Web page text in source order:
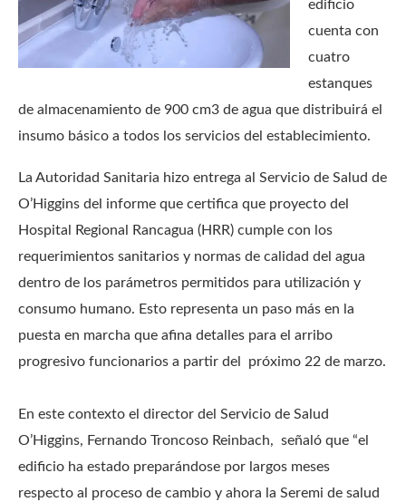
edificio
cuenta con
cuatro
estanques
de almacenamiento de 900 cm3 de agua que distribuirá el
insumo básico a todos los servicios del establecimiento.
La Autoridad Sanitaria hizo entrega al Servicio de Salud de
O’Higgins del informe que certifica que proyecto del
Hospital Regional Rancagua (HRR) cumple con los
requerimientos sanitarios y normas de calidad del agua
dentro de los parámetros permitidos para utilización y
consumo humano. Esto representa un paso más en la
puesta en marcha que afina detalles para el arribo
progresivo funcionarios a partir del próximo 22 de marzo.
En este contexto el director del Servicio de Salud
O’Higgins, Fernando Troncoso Reinbach, señaló que “el
edificio ha estado preparándose por largos meses
respecto al proceso de cambio y ahora la Seremi de salud